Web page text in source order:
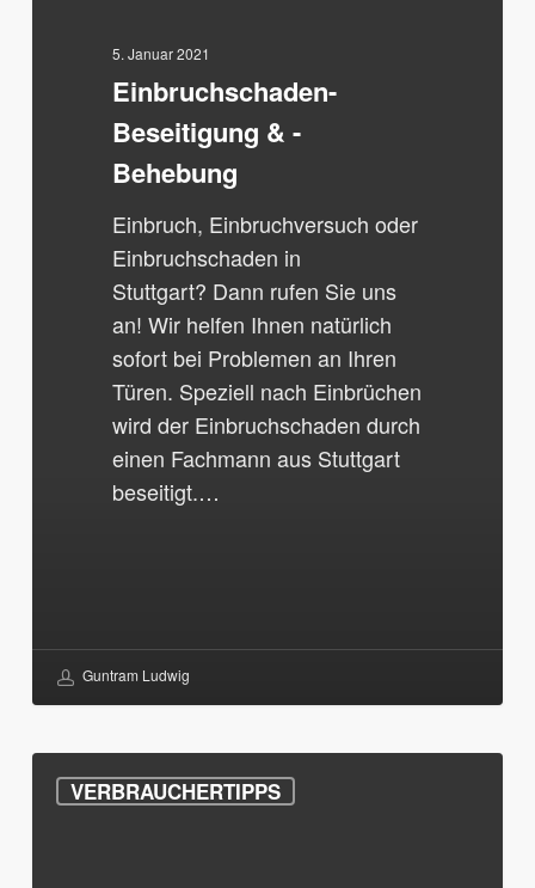
5. Januar 2021
Einbruchschaden-
Beseitigung & -
Behebung
Einbruch, Einbruchversuch oder
Einbruchschaden in
Stuttgart? Dann rufen Sie uns
an! Wir helfen Ihnen natürlich
sofort bei Problemen an Ihren
Türen. Speziell nach Einbrüchen
wird der Einbruchschaden durch
einen Fachmann aus Stuttgart
beseitigt.…
Guntram Ludwig
VERBRAUCHERTIPPS
Schlüsseldienst